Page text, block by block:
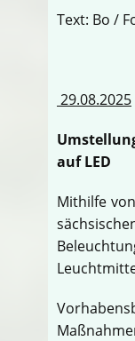
Text: Bo /
29.08.2025
auf LED
Mithilfe